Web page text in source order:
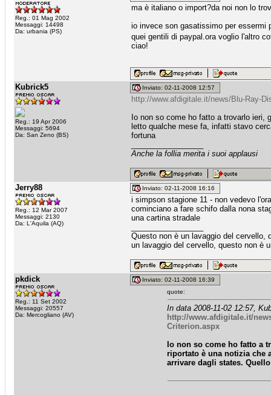
Reg.: 01 Mag 2002
Messaggi: 14498
Da: urbania (PS)
ma è italiano o import?da noi non lo
io invece son gasatissimo per essermi
quei gentili di paypal.ora voglio l'altro
ciao!
Kubrick5
Reg.: 19 Apr 2006
Messaggi: 5694
Da: San Zeno (BS)
Inviato: 02-11-2008 12:57
http://www.afdigitale.it/news/Blu-Ray-
Io non so come ho fatto a trovarlo ieri,
letto qualche mese fa, infatti stavo
fortuna
Anche la follia merita i suoi applausi
Jerry88
Reg.: 12 Mar 2007
Messaggi: 2130
Da: L'Aquila (AQ)
Inviato: 02-11-2008 16:16
i simpson stagione 11 - non vedevo
cominciano a fare schifo dalla nona
una cartina stradale
Questo non è un lavaggio del cervello,
un lavaggio del cervello, questo non è
pkdick
Reg.: 11 Set 2002
Messaggi: 20557
Da: Mercogliano (AV)
Inviato: 02-11-2008 16:39
quote:
In data 2008-11-02 12:57,
http://www.afdigitale.it/
Criterion.aspx
Io non so come ho fatto a
riportato è una notizia che
arrivare dagli states.